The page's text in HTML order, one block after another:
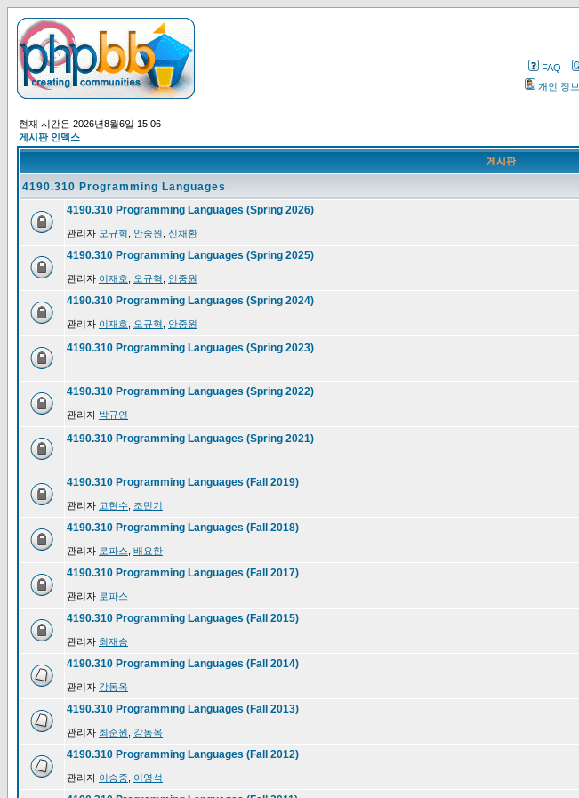
FAQ
개인 정보
현재 시간은 2026년8월6일 15:06
게시판 인덱스
게시판
4190.310 Programming Languages
4190.310 Programming Languages (Spring 2026)
관리자 오규혁 안중원 신채환
4190.310 Programming Languages (Spring 2025)
관리자 이재호 오규혁 안중원
4190.310 Programming Languages (Spring 2024)
관리자 이재호 오규혁 안중원
4190.310 Programming Languages (Spring 2023)
4190.310 Programming Languages (Spring 2022)
관리자 박규연
4190.310 Programming Languages (Spring 2021)
4190.310 Programming Languages (Fall 2019)
관리자 고현수 조민기
4190.310 Programming Languages (Fall 2018)
관리자 로파스 배요한
4190.310 Programming Languages (Fall 2017)
관리자 로파스
4190.310 Programming Languages (Fall 2015)
관리자 최재승
4190.310 Programming Languages (Fall 2014)
관리자 강동옥
4190.310 Programming Languages (Fall 2013)
관리자 최준원 강동옥
4190.310 Programming Languages (Fall 2012)
관리자 이승중 이영석